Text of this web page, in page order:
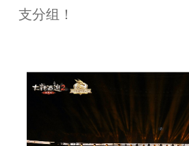
支分组！